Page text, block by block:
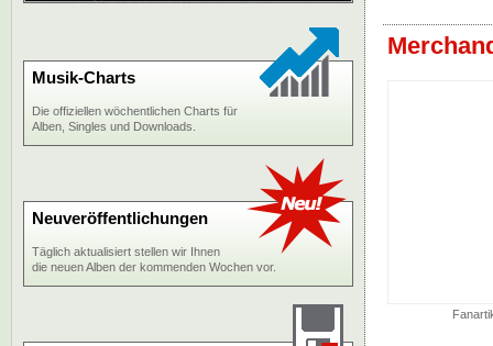
Musik-Charts
Die offiziellen wöchentlichen Charts für
Alben, Singles und Downloads.
Neuveröffentlichungen
Täglich aktualisiert stellen wir Ihnen
die neuen Alben der kommenden Wochen vor.